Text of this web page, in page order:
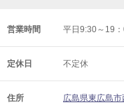
営業時間 平日9:30～19
定休日 不定休
住所
広島県東広島